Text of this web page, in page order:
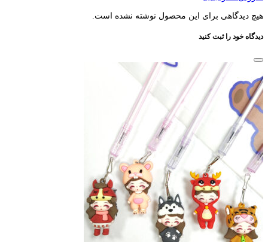
هیچ دیدگاهی برای این محصول نوشته نشده است.
دیدگاه خود را ثبت کنید